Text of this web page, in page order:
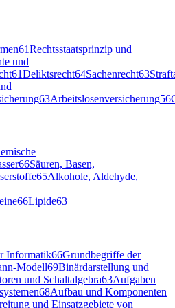
61Rechtsstaatsprinzip und
und
61Deliktsrecht64Sachenrecht63
63Arbeitslosenversicherung56
66Säuren, Basen,
65Alkohole, Aldehyde,
66Lipide63
Informatik66Grundbegriffe der
Modell69Binärdarstellung und
und Schaltalgebra63Aufgaben
68Aufbau und Komponenten
und Einsatzgebiete von